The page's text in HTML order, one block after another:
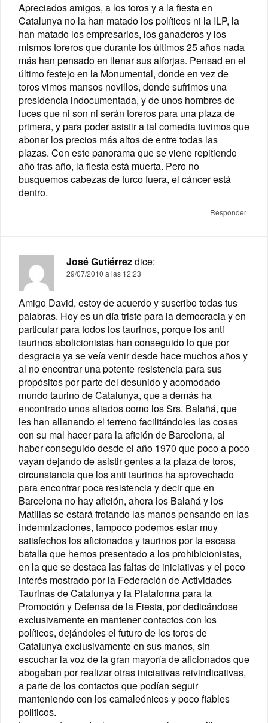
Apreciados amigos, a los toros y a la fiesta en
Catalunya no la han matado los políticos ni la ILP, la
han matado los empresarios, los ganaderos y los
mismos toreros que durante los últimos 25 años nada
más han pensado en llenar sus alforjas. Pensad en el
último festejo en la Monumental, donde en vez de
toros vimos mansos novillos, donde sufrimos una
presidencia indocumentada, y de unos hombres de
luces que ni son ni serán toreros para una plaza de
primera, y para poder asistir a tal comedia tuvimos que
abonar los precios más altos de entre todas las
plazas. Con este panorama que se viene repitiendo
año tras año, la fiesta está muerta. Pero no
busquemos cabezas de turco fuera, el cáncer está
dentro.
Responder
José Gutiérrezdice:
29/07/2010 a las 12:23
Amigo David, estoy de acuerdo y suscribo todas tus
palabras. Hoy es un día triste para la democracia y en
particular para todos los taurinos, porque los anti
taurinos abolicionistas han conseguido lo que por
desgracia ya se veía venir desde hace muchos años y
al no encontrar una potente resistencia para sus
propósitos por parte del desunido y acomodado
mundo taurino de Catalunya, que a demás ha
encontrado unos aliados como los Srs. Balañá, que
les han allanando el terreno facilitándoles las cosas
con su mal hacer para la afición de Barcelona, al
haber conseguido desde el año 1970 que poco a poco
vayan dejando de asistir gentes a la plaza de toros,
circunstancia que los anti taurinos ha aprovechado
para encontrar poca resistencia y decir que en
Barcelona no hay afición, ahora los Balañá y los
Matillas se estará frotando las manos pensando en las
indemnizaciones, tampoco podemos estar muy
satisfechos los aficionados y taurinos por la escasa
batalla que hemos presentado a los prohibicionistas,
en la que se destaca las faltas de iniciativas y el poco
interés mostrado por la Federación de Actividades
Taurinas de Catalunya y la Plataforma para la
Promoción y Defensa de la Fiesta, por dedicándose
exclusivamente en mantener contactos con los
políticos, dejándoles el futuro de los toros de
Catalunya exclusivamente en sus manos, sin
escuchar la voz de la gran mayoría de aficionados que
abogaban por realizar otras iniciativas reivindicativas,
a parte de los contactos que podían seguir
manteniendo con los camaleónicos y poco fiables
politicos.